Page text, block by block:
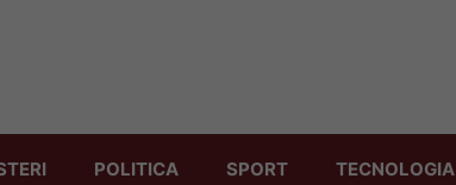
POLITICA SPORT TECNOLOGIA